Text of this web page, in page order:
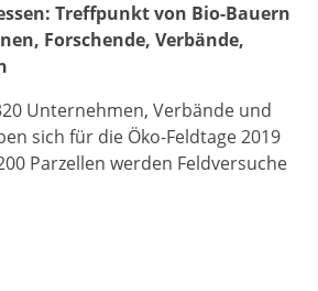
Treffpunkt von Bio-Bauern
Forschende, Verbände,
Unternehmen, Verbände und
sich für die Öko-Feldtage 2019
Parzellen werden Feldversuche